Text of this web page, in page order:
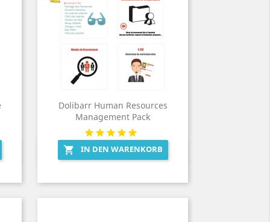
Dolibarr Human Resources
Management Pack
 IN DEN WARENKORB
Vorschau